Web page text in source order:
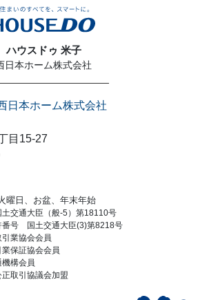
ハウスドゥ 米子
日本ホーム株式会社
本ホーム株式会社
目15-27
曜日、お盆、年末年始
交通大臣（般-5）第18110号
番号 国土交通大臣(3)第8218号
引業協会会員
業保証協会会員
機構会員
正取引協議会加盟